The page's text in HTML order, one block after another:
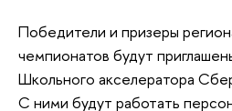
Победители и призеры
чемпионатов будут
Школьного акселератора
С ними будут работать